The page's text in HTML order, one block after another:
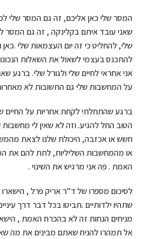
המסר שלי כאן אליכם, זה גם המסר שלי
שאני עובד איתם בקלינקה , זה גם המסר
שלי, להחליט כי זה יום העצמאות שלי .כאן
להתכנס בעצמי לשאול את השאלות
אני אחראי לחיים שלי ולגורל שלי. ברגע
על המחשבות שלי גם התשובות לא
ברגע שהתחלתי לקחת אחריות על החיים
הטוב החל להגיע. וזה לא שאין לי מחשבות
חשש או אכזבה, היכולת שלנו לצאת
או מהמחשבות השליליות, לתת להם את
האמת . פה אני מרגיש את השינוי .
לסיכום מספרו של ד”ר אריק פרל , הישארו
שתהיו ילדותיים .תביטו בכל דבר דרך
מניחים הנחות זה לא בהכרח האמת ,
אל תמהרו להניח שאתם מבינים את מה